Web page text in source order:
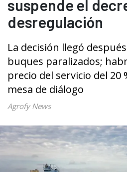
suspende el
desregulación
La decisión llegó
buques paralizados;
precio del servicio del 20
mesa de diálogo
Agrofy News